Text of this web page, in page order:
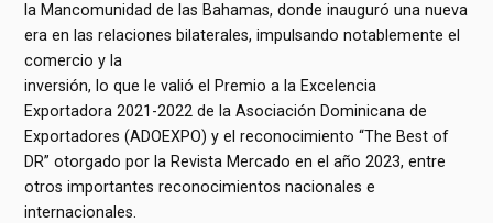
la Mancomunidad de las Bahamas, donde inauguró una nueva
era en las relaciones bilaterales, impulsando notablemente el
comercio y la
inversión, lo que le valió el Premio a la Excelencia
Exportadora 2021-2022 de la Asociación Dominicana de
Exportadores (ADOEXPO) y el reconocimiento “The Best of
DR” otorgado por la Revista Mercado en el año 2023, entre
otros importantes reconocimientos nacionales e
internacionales.